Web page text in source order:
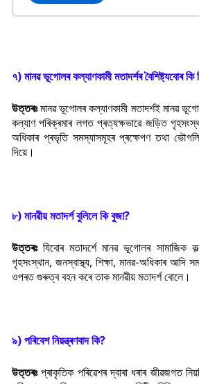
৭) মানৱ ভূগোলৰ কল্যাণকামী মতাদৰ্শৰ বৈশিষ্ট্যবোৰ কি
উত্তৰঃমানৱ ভূগোলৰ কল্যাণকামী মতাদৰ্শই মানৱ
কল্যাণ পৰিক্ৰমাৰ লগত প্ৰত্যক্ষভাৱে জড়িত
অধিকাৰ প্ৰভৃতি সমস্যাসমূহৰ প্ৰক্ষেপণ তথা
দিয়ে।
৮) মানৱীয় মতাদৰ্শ বুলিলে কি বুজা?
উত্তৰঃযিবোৰ মতাদৰ্শে মানৱ ভূগোলৰ সামাজিক
গৃহসংস্থান, জনস্বাস্থ্য, শিক্ষা, মানৱ-অধিকাৰ আদি
ওপৰত গুৰুত্ব বহন কৰে তাক মানৱীয় মতাদৰ্শ বোলে।
৯) পৰিবেশ নিয়ন্ত্ৰণবাদ কি?
উত্তৰঃপ্ৰাকৃতিক পৰিৱেশৰ দ্বাৰা ধৰাৰ জীৱজগত